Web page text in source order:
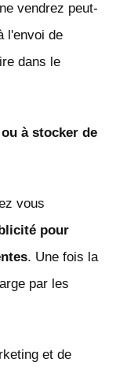
vendrez peut-
l'envoi de
dans le
à stocker de
vous
pour
. Une fois la
par les
et de